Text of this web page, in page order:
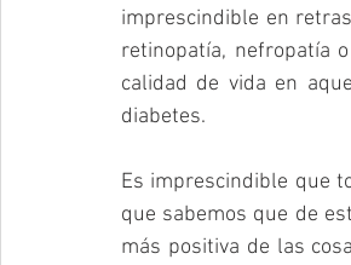
imprescindible en
retinopatía, nefropatía
calidad de vida en
diabetes.
Es imprescindible que
que sabemos que de
más positiva de las